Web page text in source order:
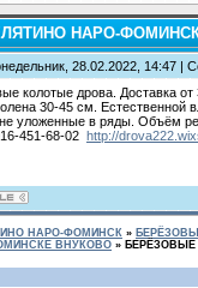
НАРО-
28.02.2022, 14:47 |
колотые дрова. Доставка
30-45 см. Естественной
уложенные в ряды. Объём
451-68-02 http://
НАРО-ФОМИНСК »
ВНУКОВО »